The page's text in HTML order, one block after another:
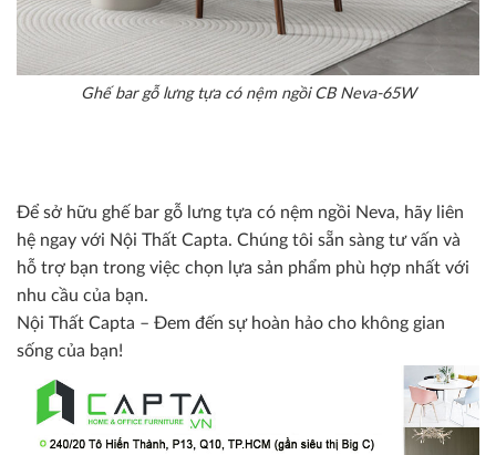
Ghế bar gỗ lưng tựa có nệm ngồi CB Neva-65W
Để sở hữu ghế bar gỗ lưng tựa có nệm ngồi Neva, hãy liên
hệ ngay với Nội Thất Capta. Chúng tôi sẵn sàng tư vấn và
hỗ trợ bạn trong việc chọn lựa sản phẩm phù hợp nhất với
nhu cầu của bạn.
Nội Thất Capta – Đem đến sự hoàn hảo cho không gian
sống của bạn!